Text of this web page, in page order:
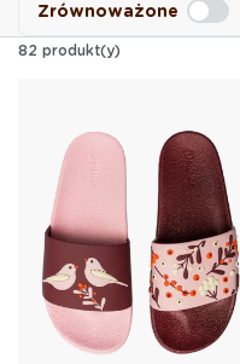
Zrównoważone
82 produkt(y)